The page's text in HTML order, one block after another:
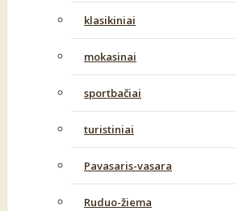
klasikiniai
mokasinai
sportbačiai
turistiniai
Pavasaris-vasara
Ruduo-žiema